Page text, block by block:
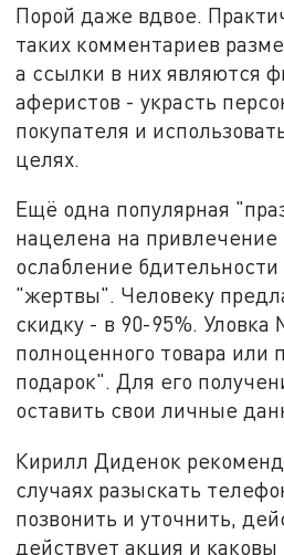
Порой даже вдвое.
таких комментариев
а ссылки в них являются
аферистов - украсть
покупателя и
целях.
Ещё одна популярная
нацелена на
ослабление
"жертвы". Человеку
скидку - в 90-95%.
полноценного товара или
подарок". Для его
оставить свои личные
Кирилл Диденок
случаях разыскать
позвонить и уточнить,
действует акция и